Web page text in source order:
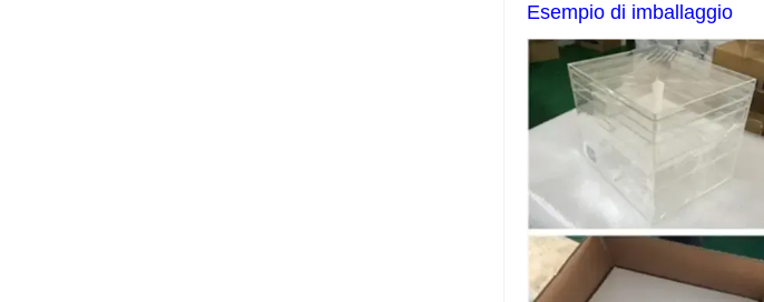
Esempio di imballaggio